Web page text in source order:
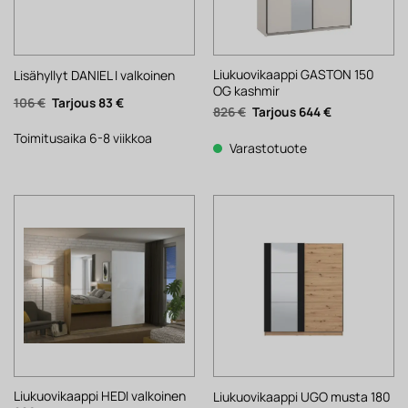
Lisähyllyt DANIEL I valkoinen
106€ Alkuperäinen
hinta
106 €.
83 €Nykyinen
83 €.
Toimitusaika 6-8 viikkoa
Liukuovikaappi GASTON 150
OG kashmir
826€ Alkuperäinen
hinta
826 €.
644€Nykyinen
Varastotuote
Liukuovikaappi HEDI valkoinen
Liukuovikaappi UGO musta 180